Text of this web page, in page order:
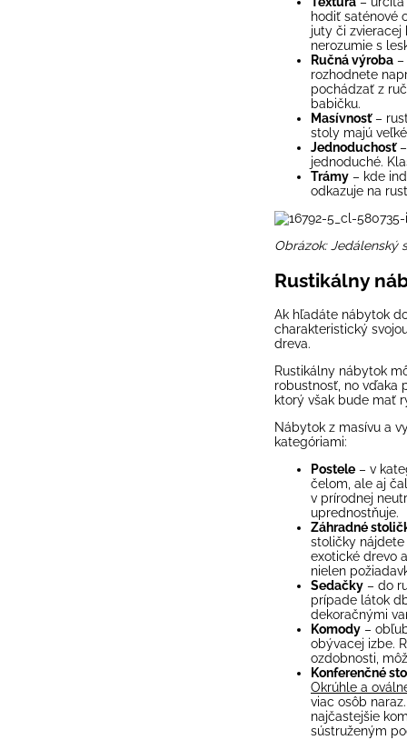
hodiť saténové
juty či zvieracej
nerozumie s
Ručná výroba
rozhodnete
pochádzať z
babičku.
Masívnosť –
stoly majú
Jednoduchosť
jednoduché.
Trámy – kde
odkazuje na
Obrázok: Jedálenský
Rustikálny
Ak hľadáte nábytok
charakteristický
dreva.
Rustikálny nábytok
robustnosť, no vďaka
ktorý však bude mať
Nábytok z masívu a
kategóriami:
Postele – v
čelom, ale aj
v prírodnej
uprednostňuje.
Záhradné
stoličky nájdete
exotické drevo
nielen
Sedačky – do
prípade látok
dekoračnými
Komody –
obývacej izbe.
ozdobnosti,
Konferenčné
Okrúhle a
viac osôb
najčastejšie
sústruženým